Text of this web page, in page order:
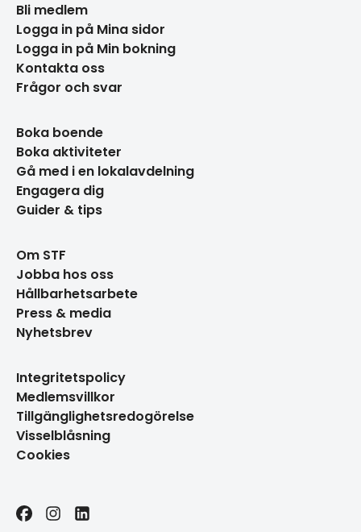
Bli medlem
Logga in på Mina sidor
Logga in på Min bokning
Kontakta oss
Frågor och svar
Boka boende
Boka aktiviteter
Gå med i en lokalavdelning
Engagera dig
Guider & tips
Om STF
Jobba hos oss
Hållbarhetsarbete
Press & media
Nyhetsbrev
Integritetspolicy
Medlemsvillkor
Tillgänglighetsredogörelse
Visselblåsning
Cookies
FacebookInstagram
LinkedIn